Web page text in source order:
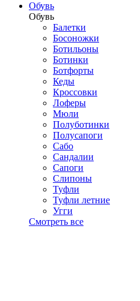
Обувь
Обувь
Балетки
Босоножки
Ботильоны
Ботинки
Ботфорты
Кеды
Кроссовки
Лоферы
Мюли
Полуботинки
Полусапоги
Сабо
Сандалии
Сапоги
Слипоны
Туфли
Туфли летние
Угги
Смотреть все